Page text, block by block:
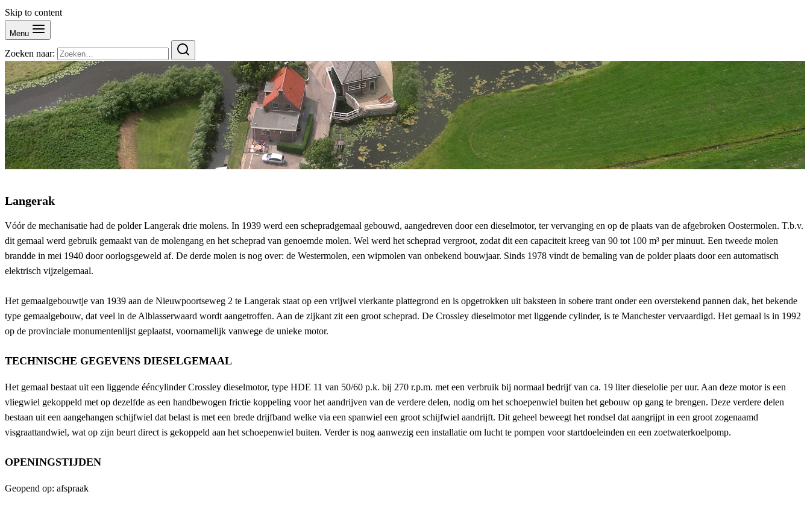
Skip to content
Menu
Zoeken naar:
Langerak
Vóór de mechanisatie had de polder Langerak drie molens. In 1939 werd een schepradgemaal gebouwd, aangedreven door een dieselmotor, ter vervanging en op de plaats van de afgebroken Oostermolen. T.b.v.
dit gemaal werd gebruik gemaakt van de molengang en het scheprad van genoemde molen. Wel werd het scheprad vergroot, zodat dit een capaciteit kreeg van 90 tot 100 m³ per minuut. Een tweede molen
brandde in mei 1940 door oorlogsgeweld af. De derde molen is nog over: de Westermolen, een wipmolen van onbekend bouwjaar. Sinds 1978 vindt de bemaling van de polder plaats door een automatisch
elektrisch vijzelgemaal.
Het gemaalgebouwtje van 1939 aan de Nieuwpoortseweg 2 te Langerak staat op een vrijwel vierkante plattegrond en is opgetrokken uit baksteen in sobere trant onder een overstekend pannen dak, het bekende
type gemaalgebouw, dat veel in de Alblasserwaard wordt aangetroffen. Aan de zijkant zit een groot scheprad. De Crossley dieselmotor met liggende cylinder, is te Manchester vervaardigd. Het gemaal is in 1992
op de provinciale monumentenlijst geplaatst, voornamelijk vanwege de unieke motor.
TECHNISCHE GEGEVENS DIESELGEMAAL
Het gemaal bestaat uit een liggende ééncylinder Crossley dieselmotor, type HDE 11 van 50/60 p.k. bij 270 r.p.m. met een verbruik bij normaal bedrijf van ca. 19 liter dieselolie per uur. Aan deze motor is een
vliegwiel gekoppeld met op dezelfde as een handbewogen frictie koppeling voor het aandrijven van de verdere delen, nodig om het schoepenwiel buiten het gebouw op gang te brengen. Deze verdere delen
bestaan uit een aangehangen schijfwiel dat belast is met een brede drijfband welke via een spanwiel een groot schijfwiel aandrijft. Dit geheel beweegt het rondsel dat aangrijpt in een groot zogenaamd
visgraattandwiel, wat op zijn beurt direct is gekoppeld aan het schoepenwiel buiten. Verder is nog aanwezig een installatie om lucht te pompen voor startdoeleinden en een zoetwaterkoelpomp.
OPENINGSTIJDEN
Geopend op: afspraak